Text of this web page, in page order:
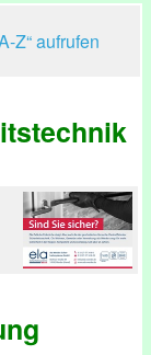
Z“ aufrufen